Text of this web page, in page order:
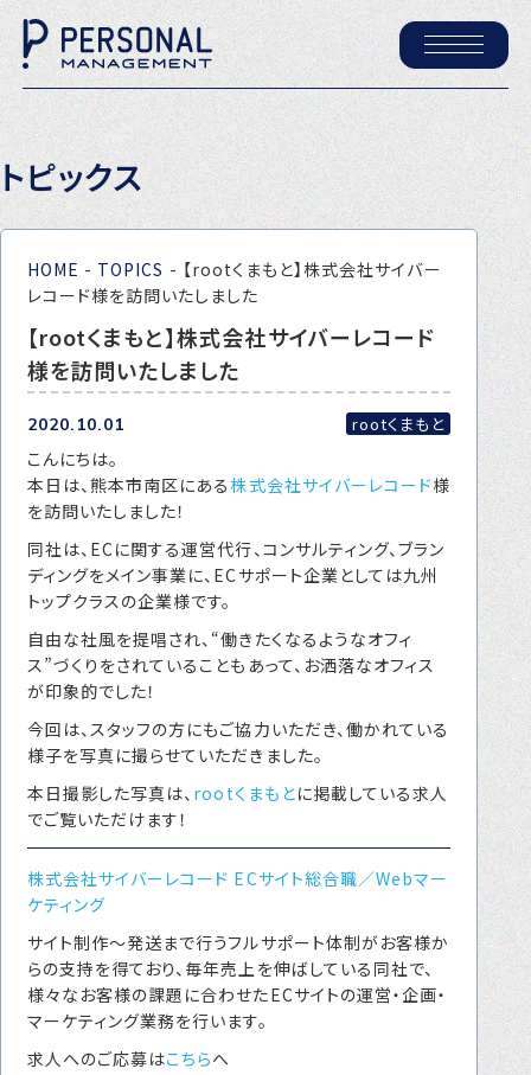
ホーム
パーソナル・マネジメントについて
会社概要
採用情報
トピックス
転職をお考えの方へ
転職エージェントサービス
転職相談会
転職者の声
キャリア採用をお考えの企業様へ
４つの特長で解決
お問い合わせ
プライバシーポリシー
トピックス
HOME - TOPICS - 【rootくまもと】株式会社サイバー
レコード様を訪問いたしました
【rootくまもと】株式会社サイバーレコード
様を訪問いたしました
2020.10.01 rootくまもと
こんにちは。
本日は、熊本市南区にある株式会社サイバーレコード様
を訪問いたしました！
同社は、ECに関する運営代行、コンサルティング、ブラン
ディングをメイン事業に、ECサポート企業としては九州
トップクラスの企業様です。
自由な社風を提唱され、“働きたくなるようなオフィ
ス”づくりをされていることもあって、お洒落なオフィス
が印象的でした！
今回は、スタッフの方にもご協力いただき、働かれている
様子を写真に撮らせていただきました。
本日撮影した写真は、 rootくまもとに掲載している求人
でご覧いただけます！
株式会社サイバーレコード ECサイト総合職／Webマー
ケティング
サイト制作～発送まで行うフルサポート体制がお客様か
らの支持を得ており、毎年売上を伸ばしている同社で、
様々なお客様の課題に合わせたECサイトの運営・企画・
マーケティング業務を行います。
求人へのご応募はこちらへ